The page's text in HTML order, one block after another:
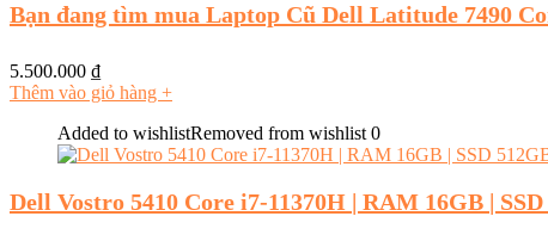
Bạn đang tìm mua Laptop Cũ Dell Latitude 7490
5.500.000 ₫
Thêm vào giỏ hàng +
Added to wishlistRemoved from wishlist 0
Dell Vostro 5410 Core i7-11370H | RAM 16GB |